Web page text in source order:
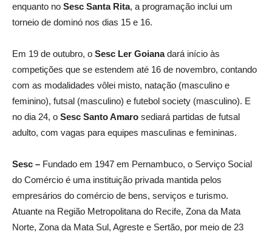
enquanto no Sesc Santa Rita, a programação inclui um
torneio de dominó nos dias 15 e 16.
Em 19 de outubro, o Sesc Ler Goianadará início às
competições que se estendem até 16 de novembro, contando
com as modalidades vôlei misto, natação (masculino e
feminino), futsal (masculino) e futebol society (masculino). E
no dia 24, o Sesc Santo Amaro sediará partidas de futsal
adulto, com vagas para equipes masculinas e femininas.
Sesc – Fundado em 1947 em Pernambuco, o Serviço Social
do Comércio é uma instituição privada mantida pelos
empresários do comércio de bens, serviços e turismo.
Atuante na Região Metropolitana do Recife, Zona da Mata
Norte, Zona da Mata Sul, Agreste e Sertão, por meio de 23